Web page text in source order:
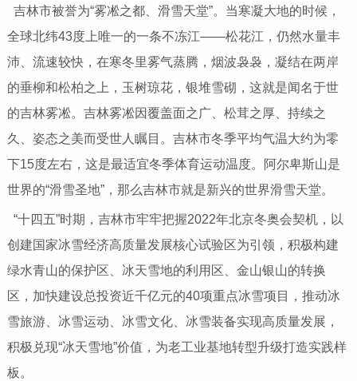
吉林市被誉为“雾凇之都、滑雪天堂”。当寒凝大地的时候，
全球北纬43度上唯一的一条不冻江——松花江，仍然水量丰
沛、流速较快，在寒冬里雾气蒸腾，烟波袅袅，凝结在两岸
的垂柳和松柏之上，玉树琼花，银堆雪砌，这就是闻名于世
的吉林雾凇。吉林雾凇因覆盖面之广、松茸之厚、持续之
久、姿态之美而受世人瞩目。吉林市冬季平均气温大约为零
下15度左右，这是最适宜冬季体育运动温度。阿尔卑斯山是
世界的“滑雪圣地”，那么吉林市就是新兴的世界滑雪天堂。
“十四五”时期，吉林市牢牢把握2022年北京冬奥会契机，以
创建国家冰雪经济高质量发展核心试验区为引领，积极构建
绿水青山的保护区、冰天雪地的利用区、金山银山的转换
区，加快建设总投资近千亿元的40项重点冰雪项目，推动冰
雪旅游、冰雪运动、冰雪文化、冰雪装备实现高质量发展，
积极兑现“冰天雪地”价值，为老工业基地转型升级打造实践样
板。